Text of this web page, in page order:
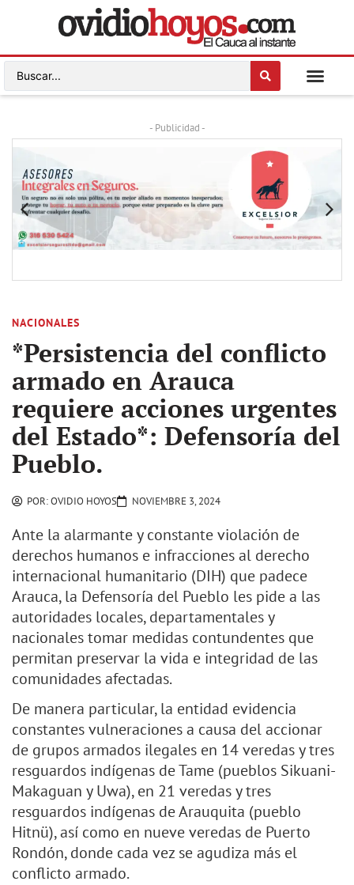
- Publicidad -
NACIONALES
*Persistencia del conflicto
armado en Arauca
requiere acciones urgentes
del Estado*: Defensoría del
Pueblo.
POR:OVIDIO HOYOS NOVIEMBRE 3, 2024
Ante la alarmante y constante violación de
derechos humanos e infracciones al derecho
internacional humanitario (DIH) que padece
Arauca, la Defensoría del Pueblo les pide a las
autoridades locales, departamentales y
nacionales tomar medidas contundentes que
permitan preservar la vida e integridad de las
comunidades afectadas.
De manera particular, la entidad evidencia
constantes vulneraciones a causa del accionar
de grupos armados ilegales en 14 veredas y tres
resguardos indígenas de Tame (pueblos Sikuani-
Makaguan y Uwa), en 21 veredas y tres
resguardos indígenas de Arauquita (pueblo
Hitnü), así como en nueve veredas de Puerto
Rondón, donde cada vez se agudiza más el
conflicto armado.